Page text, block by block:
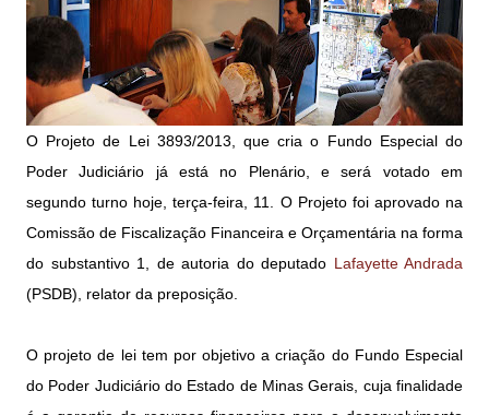
O Projeto de Lei 3893/2013, que cria o Fundo Especial do
Poder Judiciário já está no Plenário, e será votado em
segundo turno hoje, terça-feira, 11. O Projeto foi aprovado na
Comissão de Fiscalização Financeira e Orçamentária na forma
do substantivo 1, de autoria do deputado Lafayette Andrada
(PSDB), relator da preposição.
O projeto de lei tem por objetivo a criação do Fundo Especial
do Poder Judiciário do Estado de Minas Gerais, cuja finalidade